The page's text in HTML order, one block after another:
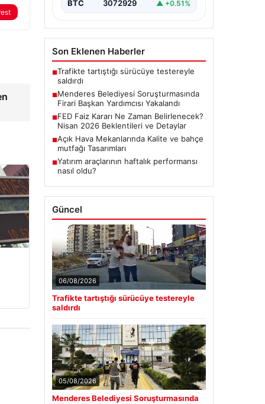
Son Eklenen Haberler
■Trafikte tartıştığı sürücüye testereyle
saldırdı
Menderes Belediyesi Soruşturmasında
Firari Başkan Yardımcısı Yakalandı
FED Faiz Kararı Ne Zaman Belirlenecek?
Nisan 2026 Beklentileri ve Detaylar
Açık Hava Mekanlarında Kalite ve bahçe
mutfağı Tasarımları
Yatırım araçlarının haftalık performansı
nasıl oldu?
Güncel
06/08/2026
Trafikte tartıştığı sürücüye testereyle
saldırdı
05/08/2026
Menderes Belediyesi Soruşturmasında
Firari Başkan Yardımcısı Yakalandı